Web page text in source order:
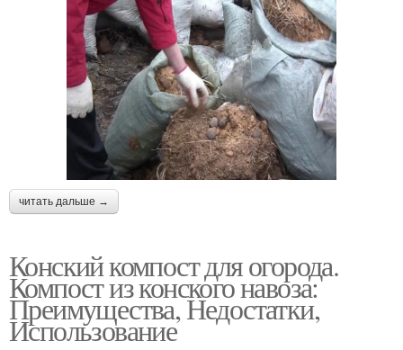
читать дальше →
Конский компост для огорода.
Компост из конского навоза:
Преимущества, Недостатки,
Использование